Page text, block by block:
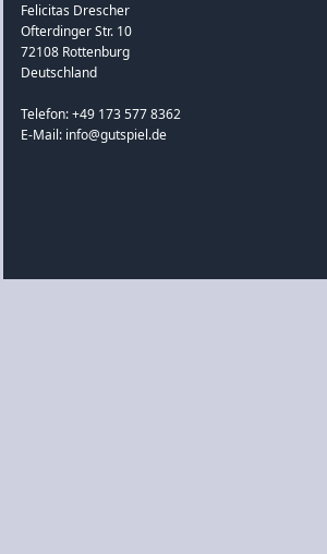
Felicitas Drescher
Ofterdinger Str. 10
72108 Rottenburg
Deutschland
Telefon: +49 173 577 8362
E-Mail: info@gutspiel.de